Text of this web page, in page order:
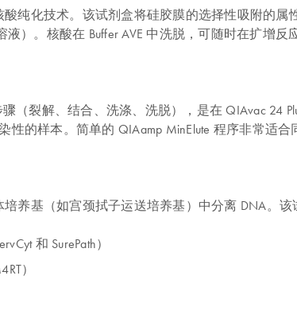
酸纯化技术。该试剂盒将硅胶膜的选择性吸附的
液）。核酸在 Buffer AVE 中洗脱，可随时在扩增
（裂解、结合、洗涤、洗脱），是在 QIAvac 24
的样本。简单的 QIAamp MinElute 程序非常适
培养基（如宫颈拭子运送培养基）中分离 DNA。
和 SurePath）
）